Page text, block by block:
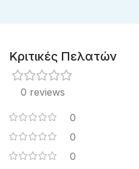
Κριτικές Πελατών
0 reviews
0
0
0